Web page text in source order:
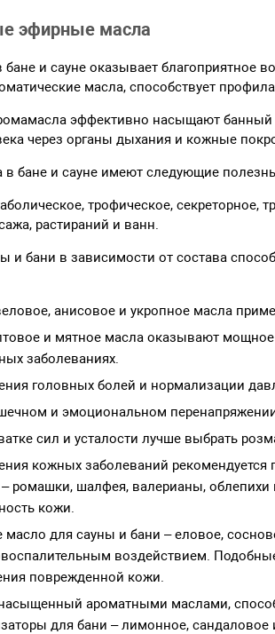
эфирные масла
бане и сауне оказывает благоприятное
масла, способствует
эффективно насыщают
через органы дыхания и кожные
бане и сауне имеют следующие
трофическое, секреторное,
растираний и ванн.
и бани в зависимости от состава
анисовое и укропное масла
и мятное масла оказывают
заболеваниях.
головных болей и нормализации
и эмоциональном
сил и усталости лучше выбрать
кожных заболеваний
ромашки, шалфея, валерианы,
кожи.
масло для сауны и бани – еловое,
воздействием.
поврежденной кожи.
ароматными маслами,
для бани – лимонное,